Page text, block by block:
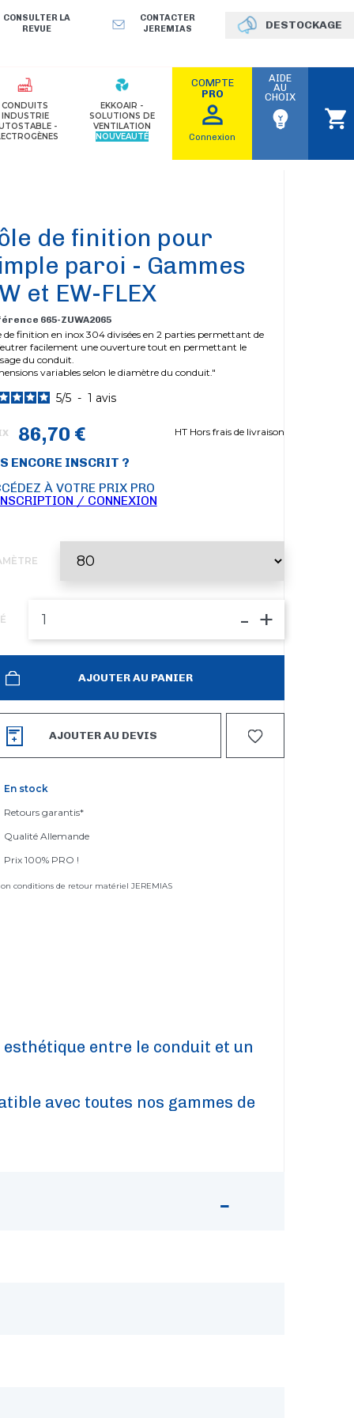
CONSULTER LA
REVUE
CONTACTER
JEREMIAS
DESTOCKAGE
CONDUITS
INDUSTRIE
-
EKKOAIR -
SOLUTIONS DE
VENTILATION
NOUVEAUTÉ
AIDE
AU
CHOIX
emoji_objects
COMPTE
PRO
perm_identity
Connexion
shopping_cart
de finition pour
paroi - Gammes
et EW-FLEX
665-ZUWA2065
de finition en inox 304 divisées en 2 parties permettant de
facilement une ouverture tout en permettant le
du conduit.
variables selon le diamètre du conduit."
5/5 - 1 avis
86,70 € HT Hors frais de livraison
ENCORE INSCRIT ?
À VOTRE PRIX PRO
/ CONNEXION
- +
AJOUTER AU PANIER
AJOUTER AU DEVIS
En stock
Retours garantis*
Qualité Allemande
Prix 100% PRO !
conditions de retour matériel JEREMIAS
entre le conduit et un
avec toutes nos gammes de